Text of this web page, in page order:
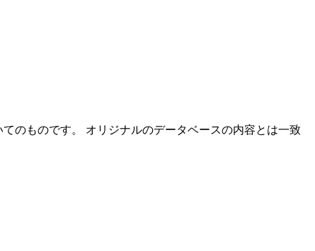
のものです。 オリジナルのデータベースの内容とは一致